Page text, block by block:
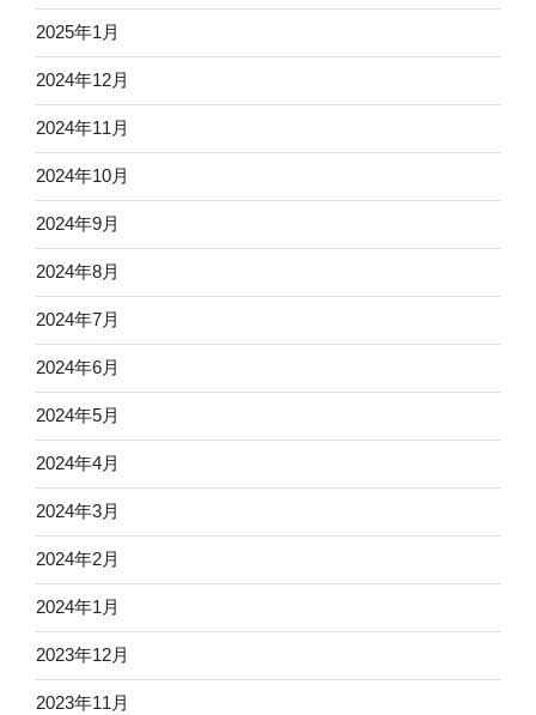
2025年1月
2024年12月
2024年11月
2024年10月
2024年9月
2024年8月
2024年7月
2024年6月
2024年5月
2024年4月
2024年3月
2024年2月
2024年1月
2023年12月
2023年11月